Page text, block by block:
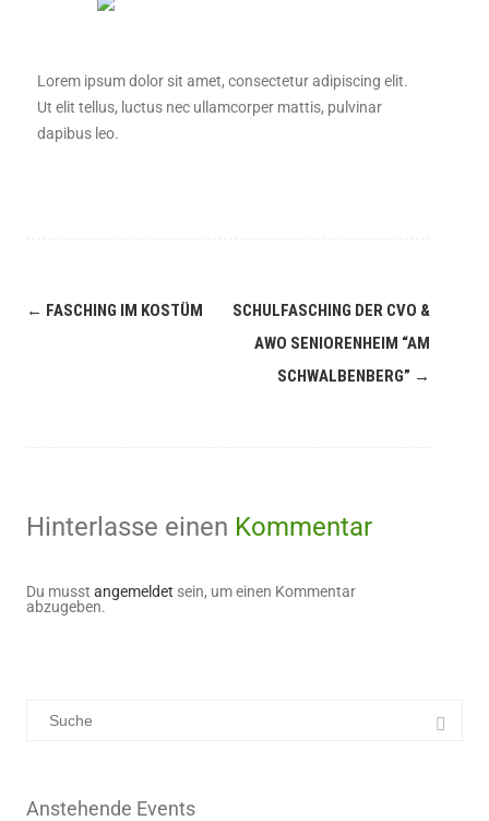
Lorem ipsum dolor sit amet, consectetur adipiscing elit.
Ut elit tellus, luctus nec ullamcorper mattis, pulvinar
dapibus leo.
← FASCHING IM KOSTÜM
SCHULFASCHING DER CVO &
AWO SENIORENHEIM “AM
SCHWALBENBERG” →
Hinterlasse einen Kommentar
Du musst angemeldet sein, um einen Kommentar
abzugeben.
Anstehende Events